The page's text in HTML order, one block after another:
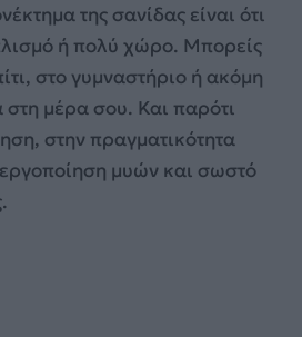
της σανίδας είναι ότι
ή πολύ χώρο. Μπορείς
στο γυμναστήριο ή ακόμη
στη μέρα σου. Και παρότι
στην πραγματικότητα
μυών και σωστό